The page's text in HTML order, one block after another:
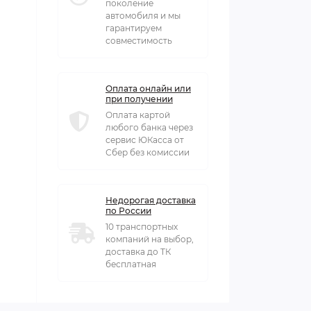
поколение
автомобиля и мы
гарантируем
совместимость
Оплата онлайн или
при получении
Оплата картой
любого банка через
сервис ЮКасса от
Сбер без комиссии
Недорогая доставка
по России
10 транспортных
компаний на выбор,
доставка до ТК
бесплатная